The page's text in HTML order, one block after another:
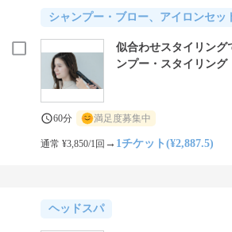
シャンプー・ブロー、アイロンセッ
似合わせスタイリング
ンプー・スタイリング
60分 満足度募集中
通常 ¥3,850/1回 → 1チケット(¥2,887.5)
ヘッドスパ